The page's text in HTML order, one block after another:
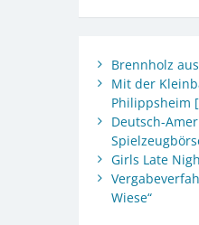
Brennholz
Mit der
Philippsheim
Deutsch-
Girls Late
Wiese“